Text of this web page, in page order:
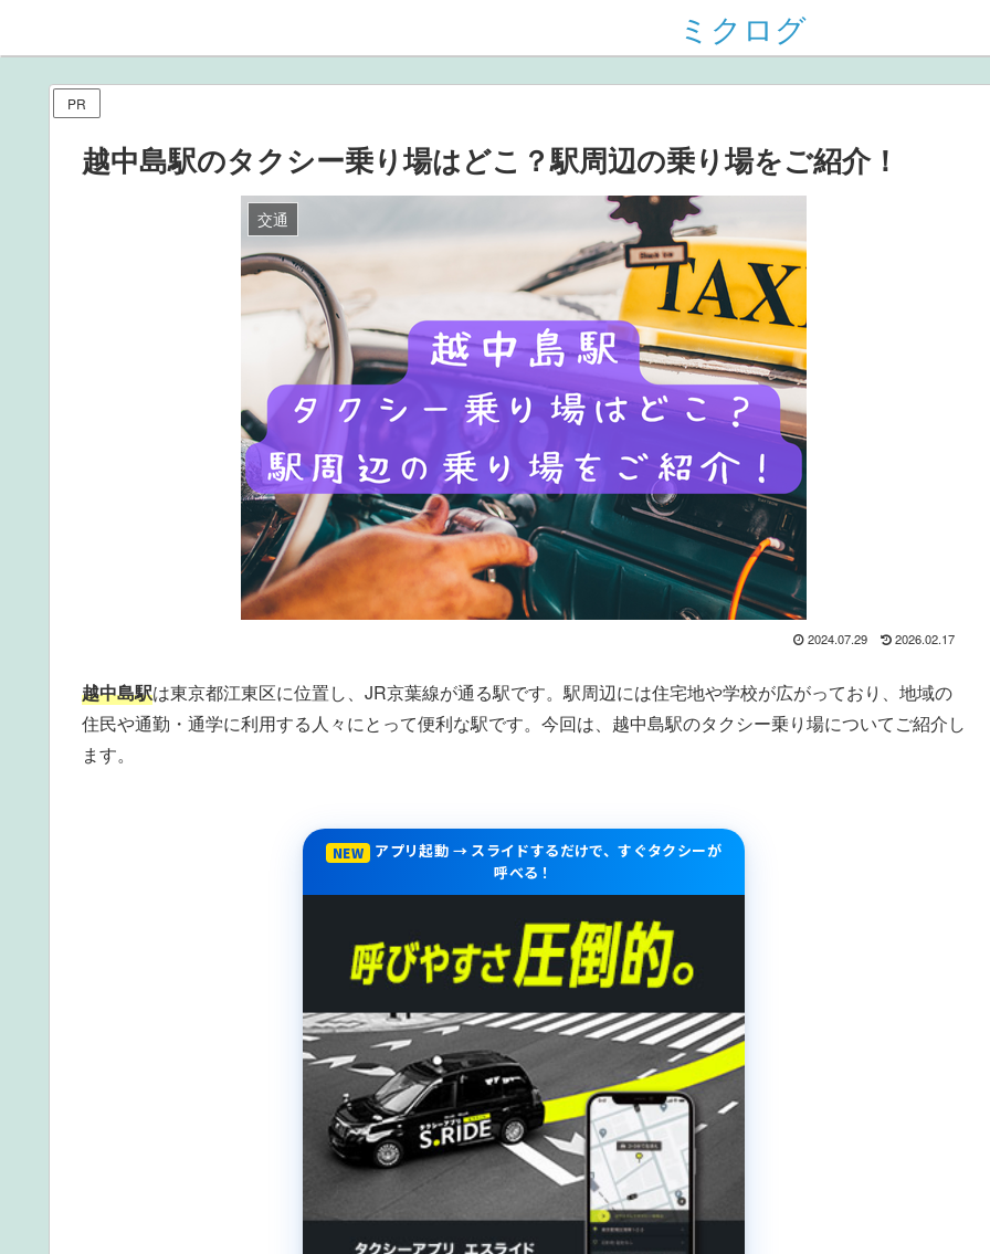
ミクログ
PR
越中島駅のタクシー乗り場はどこ？駅周辺の乗り場をご紹介！
交通
2024.07.29 2026.02.17
越中島駅は東京都江東区に位置し、JR京葉線が通る駅です。駅周辺には住宅地や学校が広がっており、地域の
住民や通勤・通学に利用する人々にとって便利な駅です。今回は、越中島駅のタクシー乗り場についてご紹介し
ます。
NEW
アプリ起動 → スライドするだけで、すぐタクシーが
呼べる！